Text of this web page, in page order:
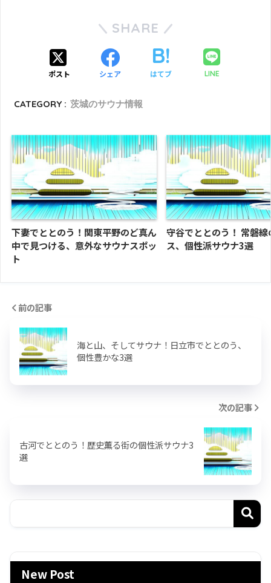
SHARE
ポスト シェア はてブ LINE
CATEGORY : 茨城のサウナ情報
下妻でととのう！関東平野のど真ん
中で見つける、意外なサウナスポッ
ト
守谷でととのう！ 常磐線
ス、個性派サウナ3選
前の記事
海と山、そしてサウナ！日立市でととのう、
個性豊かな3選
次の記事
古河でととのう！歴史薫る街の個性派サウナ3
選
New Post